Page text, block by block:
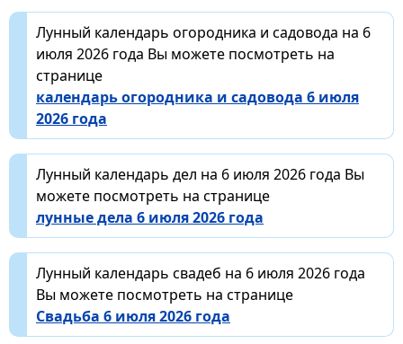
Лунный календарь огородника и садовода на 6
июля 2026 года Вы можете посмотреть на
странице
календарь огородника и садовода 6 июля
2026 года
Лунный календарь дел на 6 июля 2026 года Вы
можете посмотреть на странице
лунные дела 6 июля 2026 года
Лунный календарь свадеб на 6 июля 2026 года
Вы можете посмотреть на странице
Свадьба 6 июля 2026 года